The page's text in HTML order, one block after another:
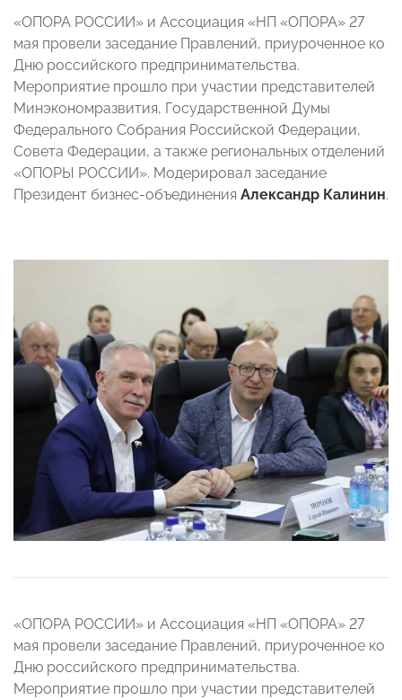
«ОПОРА РОССИИ» и Ассоциация «НП «ОПОРА» 27
мая провели заседание Правлений, приуроченное ко
Дню российского предпринимательства.
Мероприятие прошло при участии представителей
Минэкономразвития, Государственной Думы
Федерального Собрания Российской Федерации,
Совета Федерации, а также региональных отделений
«ОПОРЫ РОССИИ». Модерировал заседание
Президент бизнес-объединения Александр Калинин.
«ОПОРА РОССИИ» и Ассоциация «НП «ОПОРА» 27
мая провели заседание Правлений, приуроченное ко
Дню российского предпринимательства.
Мероприятие прошло при участии представителей